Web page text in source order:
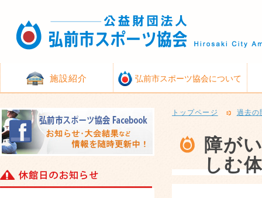
施設紹介 弘前市スポーツ協会について
トップページ 過去の
障が
しむ